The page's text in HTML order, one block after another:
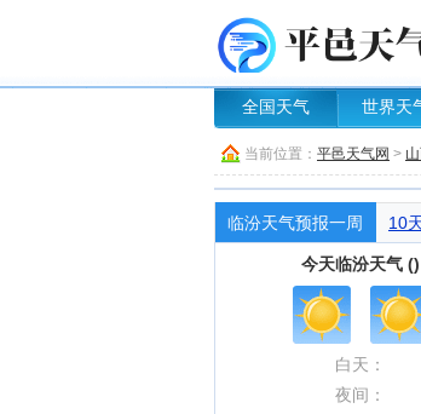
全国天气 世界天
当前位置： 平邑天气网 >
临汾天气预报一周 10
今天临汾天气 ()
白天：
夜间：